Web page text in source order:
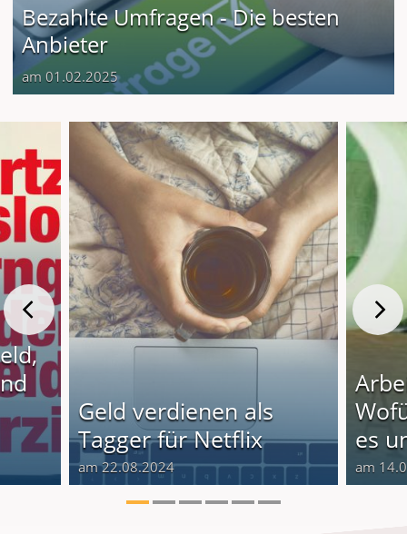
Bezahlte Umfragen - Die besten
Anbieter
am 01.02.2025
Geld verdienen als
Tagger für Netflix
am 22.08.2024
es
am